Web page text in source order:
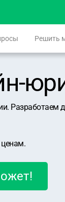
Решить
Разработаем
ценам.